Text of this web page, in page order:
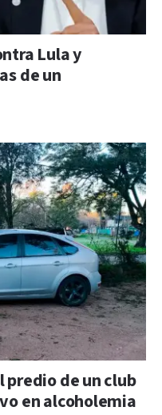
Lula y
de un
predio de un club
en alcoholemia